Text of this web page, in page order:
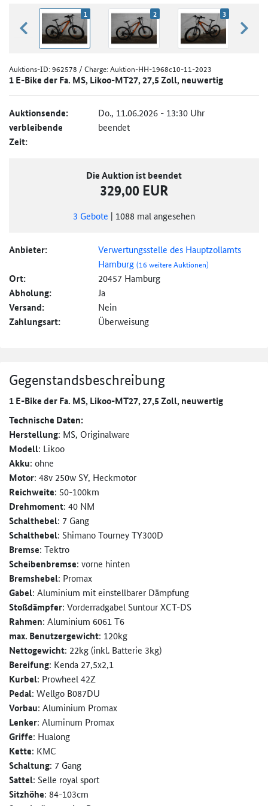
zurück blättern
1 2 3
Auktions-ID:962578 / Charge: Auktion-HH-1968c10-11-2023
1 E-Bike der Fa. MS, Likoo-MT27, 27,5 Zoll, neuwertig
Auktionsende: Do., 11.06.2026 - 13:30 Uhr
verbleibende
Zeit:
beendet
Die Auktion ist beendet
329,00 EUR
3 Gebote | 1088 mal angesehen
Anbieter:
Verwertungsstelle des Hauptzollamts
Hamburg(16 weitere Auktionen)
Ort: 20457 Hamburg
Abholung: Ja
Versand: Nein
Zahlungsart: Überweisung
Gegenstandsbeschreibung
1 E-Bike der Fa. MS, Likoo-MT27, 27,5 Zoll, neuwertig
Technische Daten:
Herstellung: MS, Originalware
Modell: Likoo
Akku: ohne
Motor: 48v 250w SY, Heckmotor
Reichweite: 50-100km
Drehmoment: 40 NM
Schalthebel: 7 Gang
Schalthebel: Shimano Tourney TY300D
Bremse: Tektro
Scheibenbremse: vorne hinten
Bremshebel: Promax
Gabel: Aluminium mit einstellbarer Dämpfung
Stoßdämpfer: Vorderradgabel Suntour XCT-DS
Rahmen: Aluminium 6061 T6
max. Benutzergewicht: 120kg
Nettogewicht: 22kg (inkl. Batterie 3kg)
Bereifung: Kenda 27,5x2,1
Kurbel: Prowheel 42Z
Pedal: Wellgo B087DU
Vorbau: Aluminium Promax
Lenker: Aluminum Promax
Griffe: Hualong
Kette: KMC
Schaltung: 7 Gang
Sattel: Selle royal sport
Sitzhöhe: 84-103cm